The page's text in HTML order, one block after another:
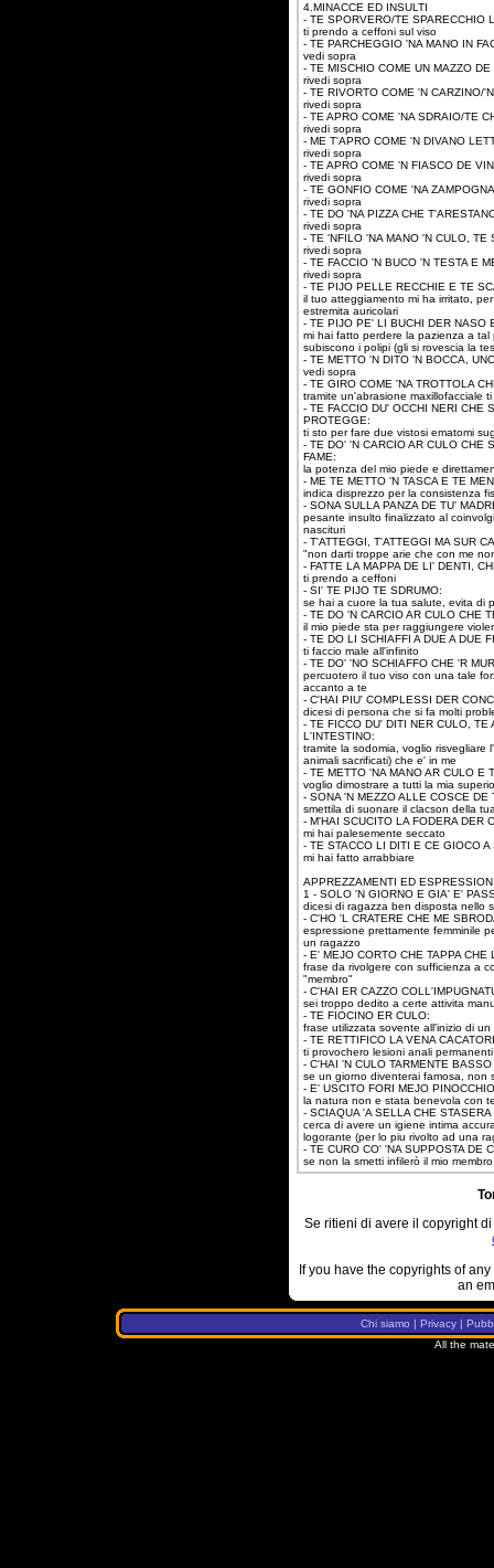
4.MINACCE ED INSULTI
- TE SPORVERO/TE SPARECCHIO
ti prendo a ceffoni sul viso
- TE PARCHEGGIO 'NA MANO IN
vedi sopra
- TE MISCHIO COME UN MAZZO
rivedi sopra
- TE RIVORTO COME 'N CARZINO/
rivedi sopra
- TE APRO COME 'NA SDRAIO/TE
rivedi sopra
- ME T'APRO COME 'N DIVANO
rivedi sopra
- TE APRO COME 'N FIASCO DE
rivedi sopra
- TE GONFIO COME 'NA
rivedi sopra
- TE DO 'NA PIZZA CHE
rivedi sopra
- TE 'NFILO 'NA MANO 'N CULO,
rivedi sopra
- TE FACCIO 'N BUCO 'N TESTA E
rivedi sopra
- TE PIJO PELLE RECCHIE E TE
il tuo atteggiamento mi ha irritato,
estremita auricolari
- TE PIJO PE' LI BUCHI DER NASO
mi hai fatto perdere la pazienza a
subiscono i polipi (gli si rovescia la
- TE METTO 'N DITO 'N BOCCA,
vedi sopra
- TE GIRO COME 'NA TROTTOLA
tramite un'abrasione maxillofacciale
- TE FACCIO DU' OCCHI NERI CHE
PROTEGGE:
ti sto per fare due vistosi ematomi
- TE DO' 'N CARCIO AR CULO CHE
FAME:
la potenza del mio piede e
- ME TE METTO 'N TASCA E TE
indica disprezzo per la consistenza
- SONA SULLA PANZA DE TU'
pesante insulto finalizzato al
nascituri
- T'ATTEGGI, T'ATTEGGI MA SUR
"non darti troppe arie che con me
- FATTE LA MAPPA DE LI' DENTI,
ti prendo a ceffoni
- SI' TE PIJO TE SDRUMO:
se hai a cuore la tua salute, evita di
- TE DO 'N CARCIO AR CULO CHE
il mio piede sta per raggiungere
- TE DO LI SCHIAFFI A DUE A DUE
ti faccio male all'infinito
- TE DO' 'NO SCHIAFFO CHE 'R
percuotero il tuo viso con una tale
accanto a te
- C'HAI PIU' COMPLESSI DER
dicesi di persona che si fa molti
- TE FICCO DU' DITI NER CULO,
L'INTESTINO:
tramite la sodomia, voglio risvegliare
animali sacrificati) che e' in me
- TE METTO 'NA MANO AR CULO E
voglio dimostrare a tutti la mia
- SONA 'N MEZZO ALLE COSCE DE
smettila di suonare il clacson della
- M'HAI SCUCITO LA FODERA DER
mi hai palesemente seccato
- TE STACCO LI DITI E CE GIOCO A
mi hai fatto arrabbiare
APPREZZAMENTI ED
1 - SOLO 'N GIORNO E GIA' E'
dicesi di ragazza ben disposta nello
- C'HO 'L CRATERE CHE ME
espressione prettamente femminile
un ragazzo
- E' MEJO CORTO CHE TAPPA CHE
frase da rivolgere con sufficienza a
"membro"
- C'HAI ER CAZZO
sei troppo dedito a certe attivita
- TE FIOCINO ER CULO:
frase utilizzata sovente all'inizio di un
- TE RETTIFICO LA VENA
ti provochero lesioni anali permanenti
- C'HAI 'N CULO TARMENTE
se un giorno diventerai famosa, non
- E' USCITO FORI MEJO
la natura non e stata benevola con
- SCIAQUA 'A SELLA CHE STASERA
cerca di avere un igiene intima
logorante (per lo piu rivolto ad una
- TE CURO CO' 'NA SUPPOSTA DE
se non la smetti infilerò il mio
Se ritieni di avere il copyright
If you have the copyrights of
an
Chi siamo | Privacy |
All the